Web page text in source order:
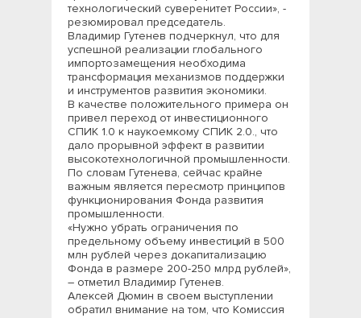
технологический суверенитет России», -
резюмировал председатель.
Владимир Гутенев подчеркнул, что для
успешной реализации глобального
импортозамещения необходима
трансформация механизмов поддержки
и инструментов развития экономики.
В качестве положительного примера он
привел переход от инвестиционного
СПИК 1.0 к наукоемкому СПИК 2.0., что
дало прорывной эффект в развитии
высокотехнологичной промышленности.
По словам Гутенева, сейчас крайне
важным является пересмотр принципов
функционирования Фонда развития
промышленности.
«Нужно убрать ограничения по
предельному объему инвестиций в 500
млн рублей через докапитализацию
Фонда в размере 200-250 млрд рублей»,
– отметил Владимир Гутенев.
Алексей Дюмин в своем выступлении
обратил внимание на том, что Комиссия